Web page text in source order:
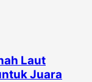
Laut
Juara